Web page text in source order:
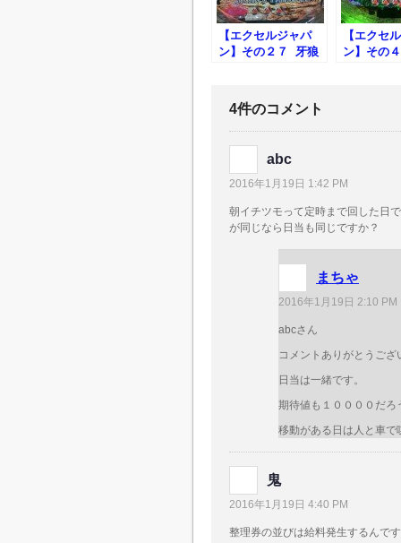
【エクセルジャパ
ン】その２７ 牙狼
【エクセ
ン】その
4件のコメント
abc
2016年1月19日 1:42 PM
朝イチツモって定時まで回した日
が同じなら日当も同じですか？
まちゃ
2016年1月19日 2:10 PM
abcさん
コメントありがとうござ
日当は一緒です。
期待値も１００００だ
移動がある日は人と車
鬼
2016年1月19日 4:40 PM
整理券の並びは給料発生するんで